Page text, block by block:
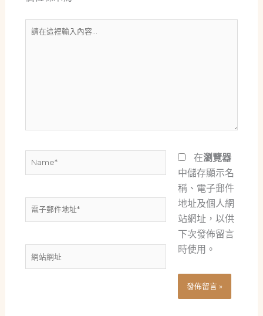
請
容...
Name*
電
子
網
站
在瀏覽器
中儲存顯示名
稱、電子郵件
地址及個人網
站網址，以供
下次發佈留言
時使用。